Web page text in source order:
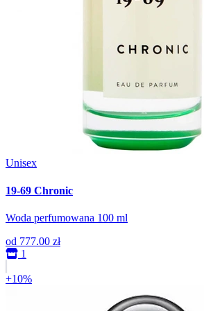
Unisex
19-69 Chronic
Woda perfumowana 100 ml
od 777.00 zł
1
+10%